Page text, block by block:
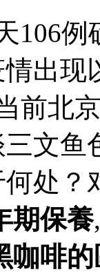
106
出现
前北
文
处？
期保養,
咖啡